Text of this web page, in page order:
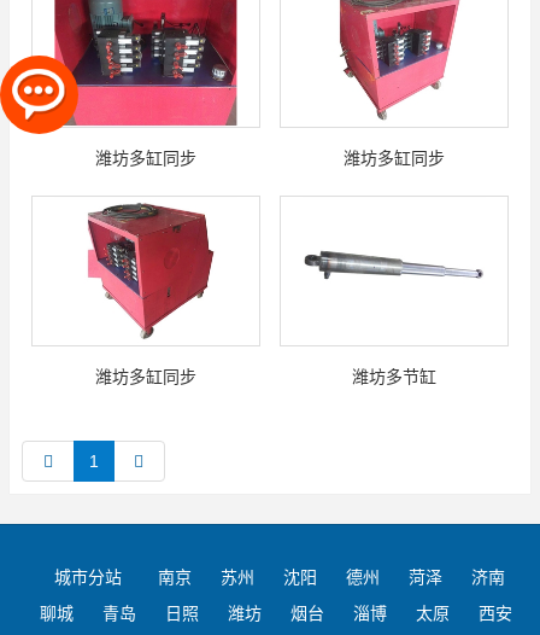
潍坊多缸同步 潍坊多缸同步
潍坊多缸同步 潍坊多节缸
1
城市分站 南京 苏州 沈阳 德州 菏泽
济南
聊城
青岛 日照 潍坊 烟台 淄博 太原 西安